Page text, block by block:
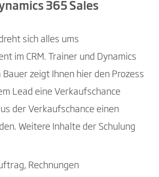
365 Sales
sich alles ums
im CRM. Trainer und Dynamics
zeigt Ihnen hier den Prozess
Lead eine Verkaufschance
der Verkaufschance einen
Weitere Inhalte der Schulung
Rechnungen